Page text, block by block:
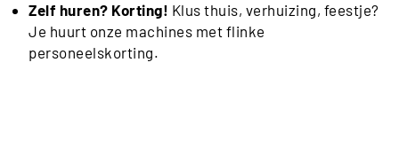
Zelf huren? Korting! Klus thuis, verhuizing, feestje?
Je huurt onze machines met flinke
personeelskorting.